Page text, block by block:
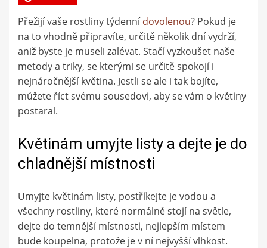
Přežijí vaše rostliny týdennídovolenou? Pokud je
na to vhodně připravíte, určitě několik dní vydrží,
aniž byste je museli zalévat. Stačí vyzkoušet naše
metody a triky, se kterými se určitě spokojí i
nejnáročnější květina. Jestli se ale i tak bojíte,
můžete říct svému sousedovi, aby se vám o květiny
postaral.
Květinám umyjte listy a dejte je do
chladnější místnosti
Umyjte květinám listy, postříkejte je vodou a
všechny rostliny, které normálně stojí na světle,
dejte do temnější místnosti, nejlepším místem
bude koupelna, protože je v ní nejvyšší vlhkost.